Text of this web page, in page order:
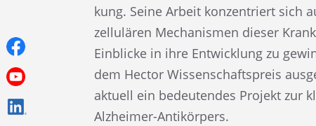
kung. Seine Arbeit konzen­triert sich
zellu­lä­ren Mecha­nis­men dieser
Einbli­cke in ihre Entwick­lung zu
dem Hector Wissen­schafts­preis
aktuell ein bedeu­ten­des Projekt zur
Alzheimer-Antikörpers.